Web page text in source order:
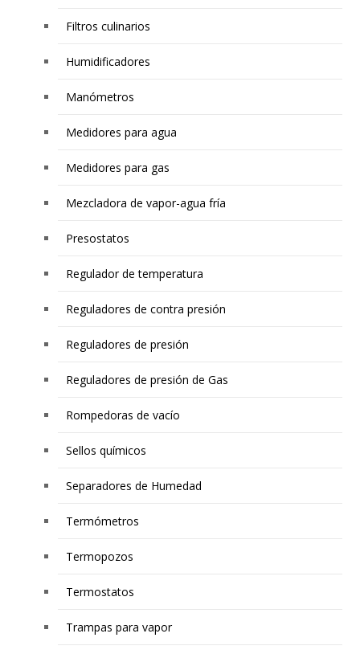
Filtros culinarios
Humidificadores
Manómetros
Medidores para agua
Medidores para gas
Mezcladora de vapor-agua fría
Presostatos
Regulador de temperatura
Reguladores de contra presión
Reguladores de presión
Reguladores de presión de Gas
Rompedoras de vacío
Sellos químicos
Separadores de Humedad
Termómetros
Termopozos
Termostatos
Trampas para vapor